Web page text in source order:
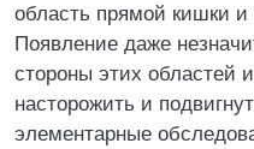
область прямой кишки и
Появление даже
стороны этих областей
насторожить и
элементарные